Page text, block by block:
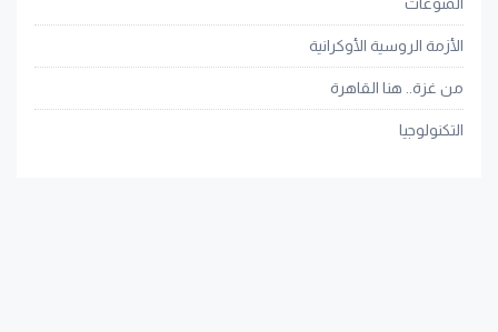
الأزمة الروسية الأوكرانية
من غزة.. هنا القاهرة
التكنولوجيا